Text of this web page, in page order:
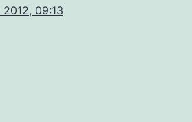
2012, 09:13